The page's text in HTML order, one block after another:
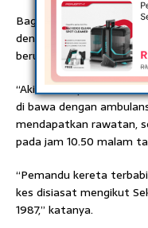
Bagaimanapun, katanya,
dengan sebuah kereta
berusia 29 tahun dari
“Akibat rempuhan kuat
di bawa dengan
mendapatkan rawatan,
pada jam 10.50 malam
“Pemandu kereta
kes disiasat mengikut
1987,” katanya.